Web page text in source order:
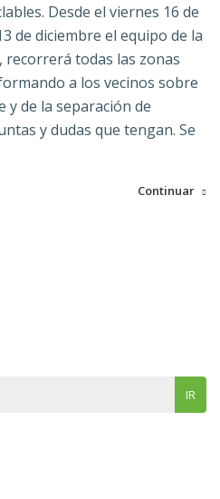
Desde el viernes 16 de
de diciembre el equipo de la
recorrerá todas las zonas
a los vecinos sobre
y de la separación de
y dudas que tengan. Se
Continuar
IR